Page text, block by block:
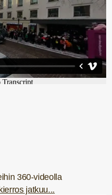
360-videolla
jatkuu...